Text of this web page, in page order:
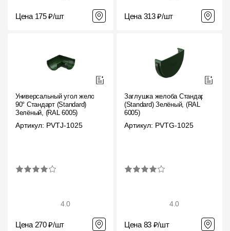
Цена 175 ₽/шт Цена 313 ₽/шт
Универсальный угол желоба
90° Стандарт (Standard)
Зелёный, (RAL 6005)
Артикул: PVTJ-1025
4.0
Цена 270 ₽/шт
Заглушка желоба Стандарт
(Standard) Зелёный, (RAL
6005)
Артикул: PVTG-1025
4.0
Цена 83 ₽/шт